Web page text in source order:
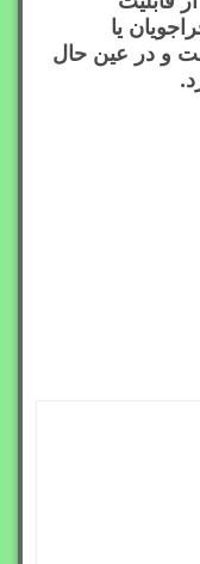
یا
و در عین حال